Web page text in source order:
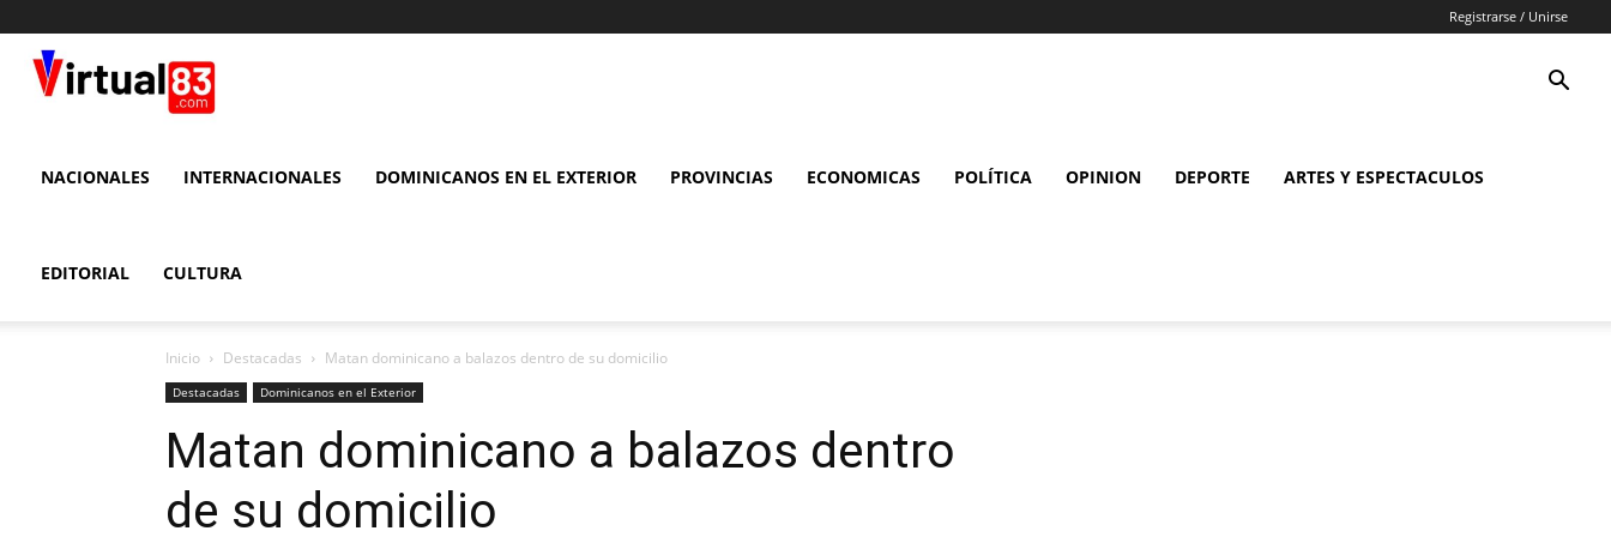
Registrarse / Unirse
83
NACIONALES INTERNACIONALES DOMINICANOS EN EL EXTERIOR PROVINCIAS ECONOMICAS POLÍTICA OPINION DEPORTE ARTES Y ESPECTACULOS
EDITORIAL CULTURA
Inicio Destacadas Matan dominicano a balazos dentro de su domicilio
Destacadas Dominicanos en el Exterior
Matan dominicano a balazos dentro
de su domicilio